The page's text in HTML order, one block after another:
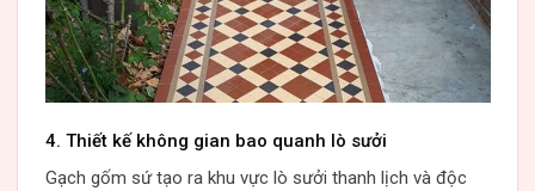
4. Thiết kế không gian bao quanh lò sưởi
Gạch gốm sứ tạo ra khu vực lò sưởi thanh lịch và độc